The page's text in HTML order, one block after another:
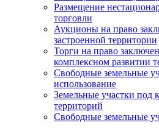
Размещение
торговли
Аукционы на право
застроенной территории
Торги на право
комплексном развитии
Свободные земельные
использование
Земельные участки под
территорий
Свободные земельные